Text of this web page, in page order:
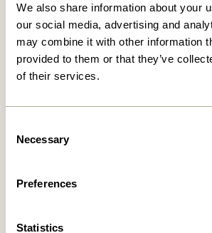
We also share information about your
our social media, advertising and
may combine it with other information
provided to them or that they’ve
of their services.
Selection
Necessary
Preferences
Statistics